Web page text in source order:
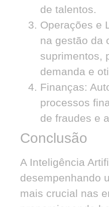
de talentos.
Operações e
na gestão da
suprimentos,
demanda e
Finanças:
processos
de fraudes e
Conclusão
A Inteligência
desempenhando
mais crucial nas